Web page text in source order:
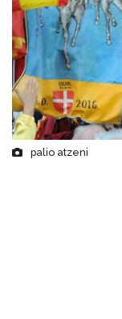
palio atzeni